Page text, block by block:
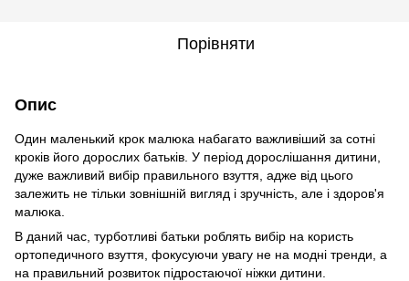
Порівняти
Опис
Один маленький крок малюка набагато важливіший за сотні
кроків його дорослих батьків. У період дорослішання дитини,
дуже важливий вибір правильного взуття, адже від цього
залежить не тільки зовнішній вигляд і зручність, але і здоров'я
малюка.
В даний час, турботливі батьки роблять вибір на користь
ортопедичного взуття, фокусуючи увагу не на модні тренди, а
на правильний розвиток підростаючої ніжки дитини.